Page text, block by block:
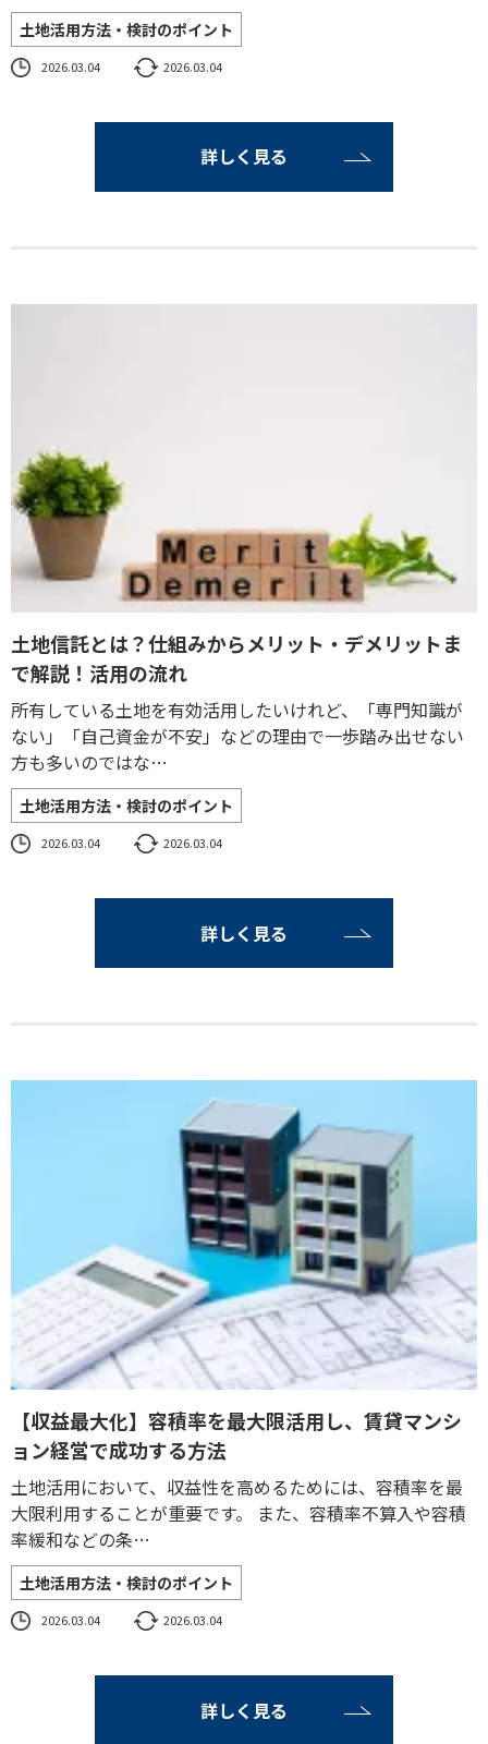
土地活用方法・検討のポイント
2026.03.04 2026.03.04
詳しく見る
土地信託とは？仕組みからメリット・デメリットま
で解説！活用の流れ
所有している土地を有効活用したいけれど、「専門知識が
ない」「自己資金が不安」などの理由で一歩踏み出せない
方も多いのではな…
土地活用方法・検討のポイント
2026.03.04 2026.03.04
詳しく見る
【収益最大化】容積率を最大限活用し、賃貸マンシ
ョン経営で成功する方法
土地活用において、収益性を高めるためには、容積率を最
大限利用することが重要です。 また、容積率不算入や容積
率緩和などの条…
土地活用方法・検討のポイント
2026.03.04 2026.03.04
詳しく見る